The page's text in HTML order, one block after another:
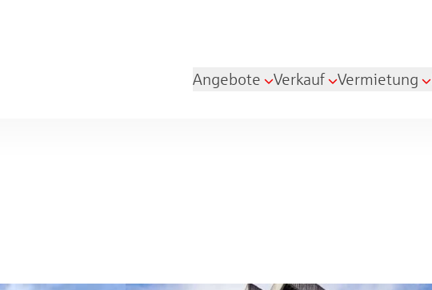
Angebote Verkauf Vermietung